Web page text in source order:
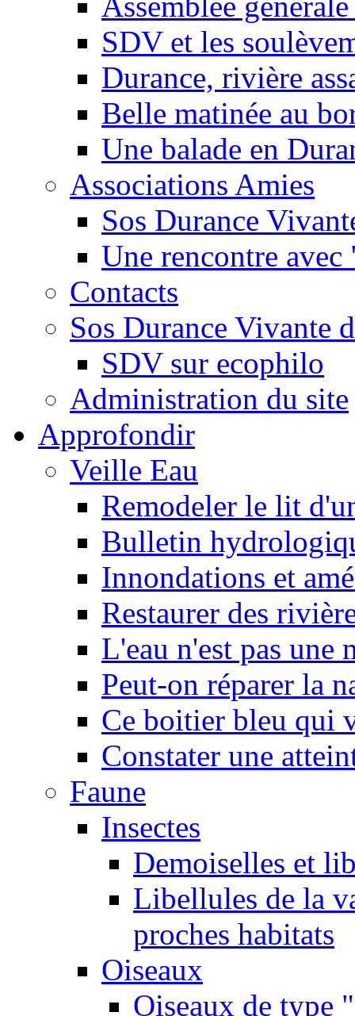
SDV et les
Durance, rivière
Belle matinée au
Une balade en
Associations Amies
Sos Durance
Une rencontre
Contacts
Sos Durance Vivante
SDV sur ecophilo
Administration du site
Approfondir
Veille Eau
Remodeler le lit
Bulletin
Innondations et
Restaurer des
L'eau n'est pas une
Peut-on réparer la
Ce boitier bleu qui
Constater une
Faune
Insectes
Demoiselles et
Libellules de la
proches habitats
Oiseaux
Oiseaux de type